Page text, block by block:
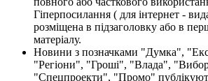
Гіперпосилання ( для інтернет -
розміщена в підзаголовку або в
матеріалу.
Новини з позначками "Думка",
"Регіони", "Гроші", "Влада",
"Спецпроекти", "Промо"